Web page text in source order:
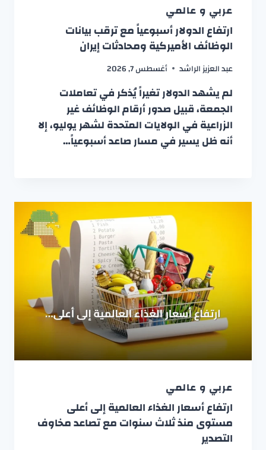
عربي و عالمي
ارتفاع الدولار أسبوعياً مع ترقب بيانات
الوظائف الأميركية ومحادثات إيران
عبد العزيز الراشد أغسطس 7, 2026
لم يشهد الدولار تغيراً يُذكر في تعاملات
الجمعة، قبيل صدور أرقام الوظائف غير
الزراعية في الولايات المتحدة لشهر يوليو، إلا
أنه ظل يسير في مسار صاعد أسبوعياً…
عربي و عالمي
ارتفاع أسعار الغذاء العالمية إلى أعلى
مستوى منذ ثلاث سنوات مع تصاعد مخاوف
التصدير